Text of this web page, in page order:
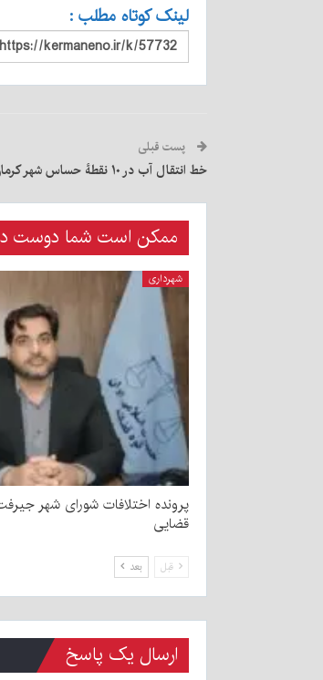
لینک کوتاه مطلب :
پست قبلی
خط انتقال آب در ۱۰ نقطۀ حساس شهر کرمان اجرا می‌شود
ممکن است شما دوست
شهرداری
پرونده اختلافات شورای شهر
قضایی
قبل بعد
ارسال یک پاسخ